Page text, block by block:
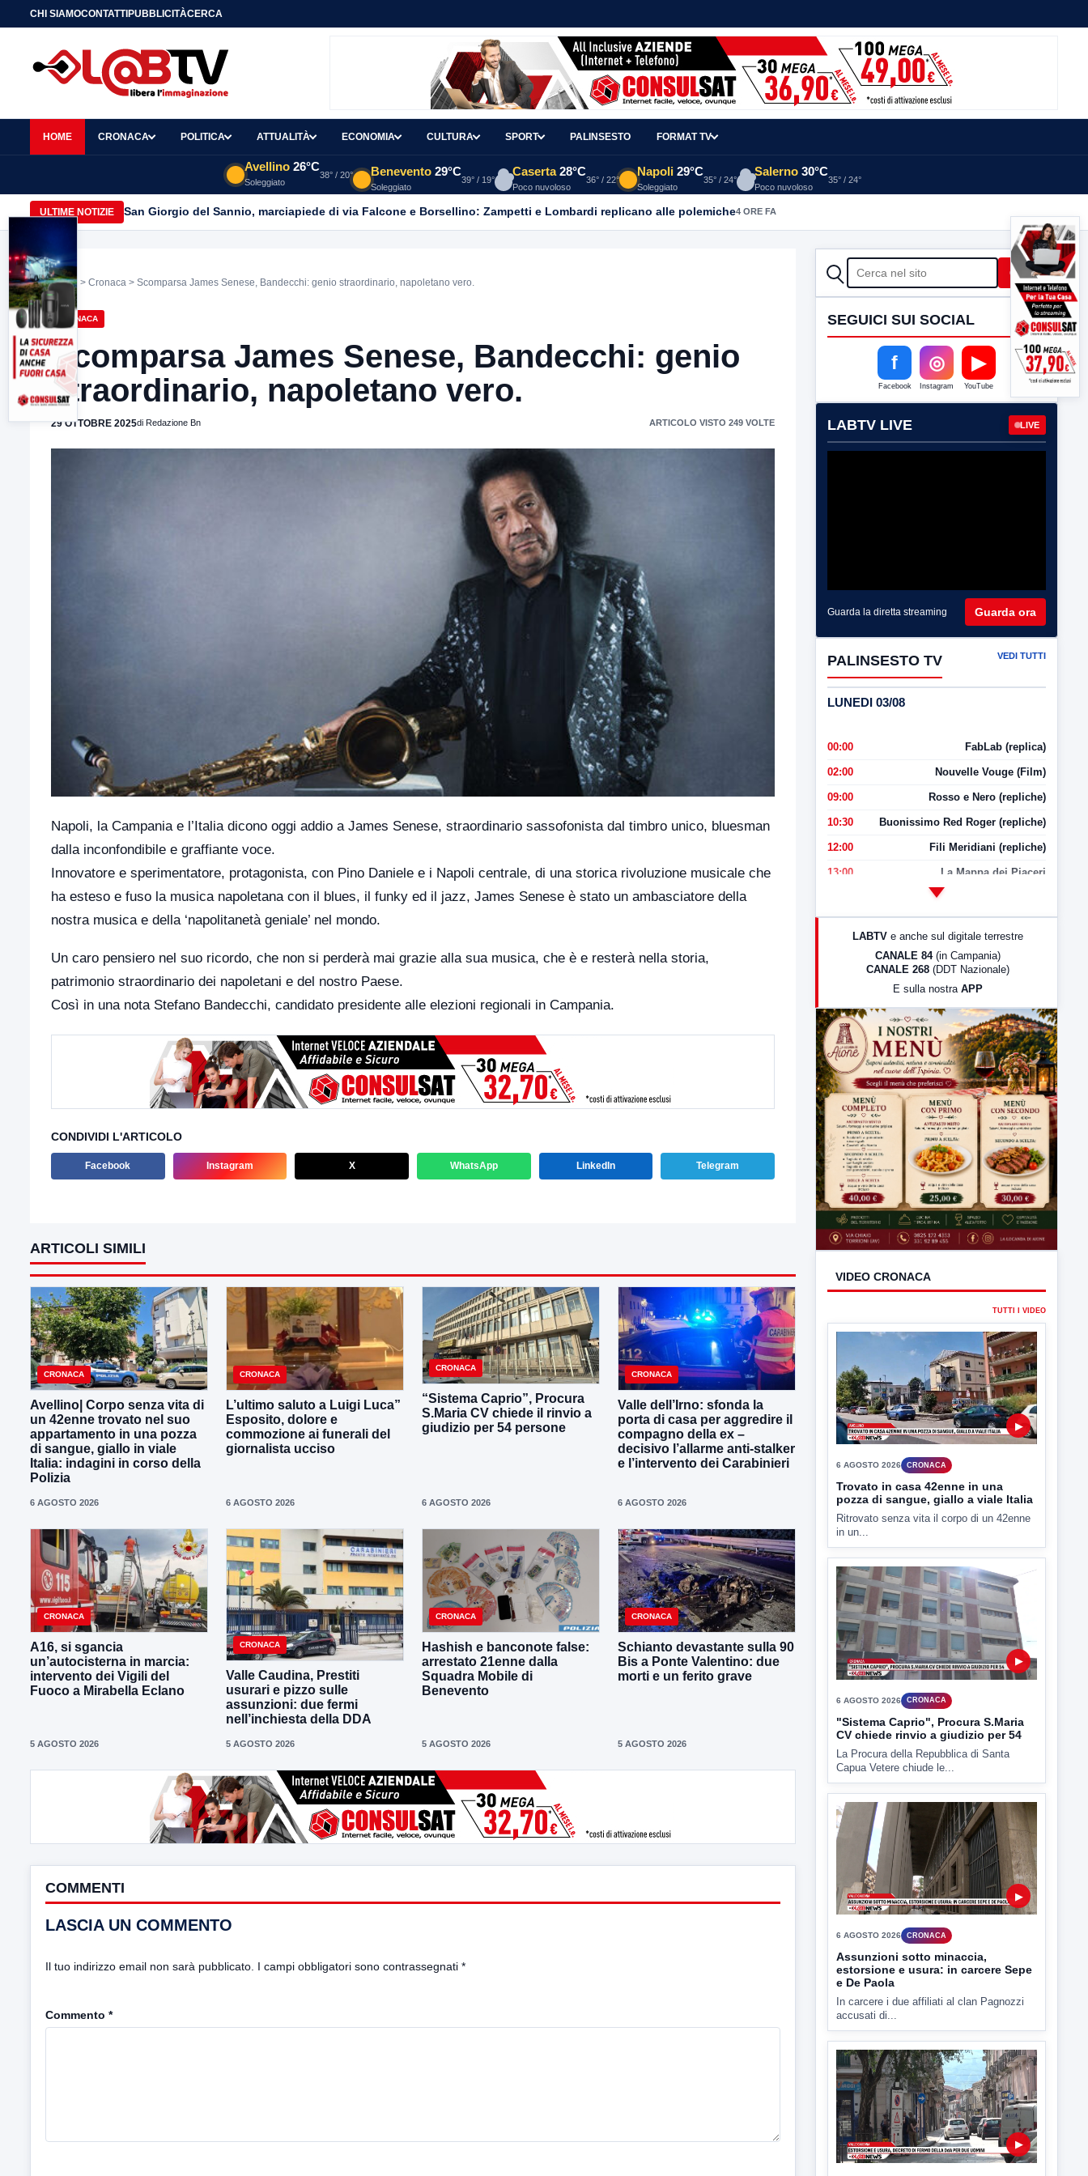
CHI SIAMOCONTATTIPUBBLICITÀCERCA
HOME CRONACA POLITICA ATTUALITÀ ECONOMIA CULTURA SPORT PALINSESTO FORMAT TV
Avellino 26°C
Soleggiato
38° / 20° Benevento 29°C
Soleggiato
39° / 19°
Caserta 28°C
Poco nuvoloso
36° / 22°
Napoli 29°C
Soleggiato
35° / 24°
Salerno 30°C
Poco nuvoloso
35° / 24°
ULTIME NOTIZIE San Giorgio del Sannio, marciapiede di via Falcone e Borsellino: Zampetti e Lombardi replicano alle polemiche4 ORE FA
Home > Cronaca > Scomparsa James Senese, Bandecchi: genio straordinario, napoletano vero.
CRONACA
Scomparsa James Senese, Bandecchi: genio
straordinario, napoletano vero.
29 OTTOBRE 2025di Redazione Bn ARTICOLO VISTO 249 VOLTE
Napoli, la Campania e l’Italia dicono oggi addio a James Senese, straordinario sassofonista dal timbro unico, bluesman
dalla inconfondibile e graffiante voce.
Innovatore e sperimentatore, protagonista, con Pino Daniele e i Napoli centrale, di una storica rivoluzione musicale che
ha esteso e fuso la musica napoletana con il blues, il funky ed il jazz, James Senese è stato un ambasciatore della
nostra musica e della ‘napolitanetà geniale’ nel mondo.
Un caro pensiero nel suo ricordo, che non si perderà mai grazie alla sua musica, che è e resterà nella storia,
patrimonio straordinario dei napoletani e del nostro Paese.
Così in una nota Stefano Bandecchi, candidato presidente alle elezioni regionali in Campania.
CONDIVIDI L'ARTICOLO
Facebook Instagram X WhatsApp LinkedIn Telegram
ARTICOLI SIMILI
CRONACA
Avellino| Corpo senza vita di
un 42enne trovato nel suo
appartamento in una pozza
di sangue, giallo in viale
Italia: indagini in corso della
Polizia
6 AGOSTO 2026
CRONACA
L’ultimo saluto a Luigi Luca”
Esposito, dolore e
commozione ai funerali del
giornalista ucciso
6 AGOSTO 2026
CRONACA
“Sistema Caprio”, Procura
S.Maria CV chiede il rinvio a
giudizio per 54 persone
6 AGOSTO 2026
CRONACA
Valle dell’Irno: sfonda la
porta di casa per aggredire il
compagno della ex –
decisivo l’allarme anti-stalker
e l’intervento dei Carabinieri
6 AGOSTO 2026
CRONACA
A16, si sgancia
un’autocisterna in marcia:
intervento dei Vigili del
Fuoco a Mirabella Eclano
5 AGOSTO 2026
CRONACA
Valle Caudina, Prestiti
usurari e pizzo sulle
assunzioni: due fermi
nell’inchiesta della DDA
5 AGOSTO 2026
CRONACA
Hashish e banconote false:
arrestato 21enne dalla
Squadra Mobile di
Benevento
5 AGOSTO 2026
CRONACA
Schianto devastante sulla 90
Bis a Ponte Valentino: due
morti e un ferito grave
5 AGOSTO 2026
COMMENTI
LASCIA UN COMMENTO
Il tuo indirizzo email non sarà pubblicato. I campi obbligatori sono contrassegnati *
Commento *
CERCA Cerca
SEGUICI SUI SOCIAL
f
Facebook
◎
Instagram
▶
YouTube
LABTV LIVE LIVE
Guarda la diretta streaming Guarda ora
PALINSESTO TV VEDI TUTTI
LUNEDI 03/08
00:00 FabLab (replica)
02:00 Nouvelle Vouge (Film)
09:00 Rosso e Nero (repliche)
10:30 Buonissimo Red Roger (repliche)
12:00 Fili Meridiani (repliche)
13:00 La Mappa dei Piaceri
LabNews (Diretta)
23:00 LabNews (replica)
LABTV e anche sul digitale terrestre
CANALE 84 (in Campania)
CANALE 268 (DDT Nazionale)
E sulla nostra APP
VIDEO CRONACA
TUTTI I VIDEO
▶
6 AGOSTO 2026 CRONACA
Trovato in casa 42enne in una
pozza di sangue, giallo a viale Italia
Ritrovato senza vita il corpo di un 42enne
in un...
▶
6 AGOSTO 2026 CRONACA
"Sistema Caprio", Procura S.Maria
CV chiede rinvio a giudizio per 54
La Procura della Repubblica di Santa
Capua Vetere chiude le...
▶
6 AGOSTO 2026 CRONACA
Assunzioni sotto minaccia,
estorsione e usura: in carcere Sepe
e De Paola
In carcere i due affiliati al clan Pagnozzi
accusati di...
▶